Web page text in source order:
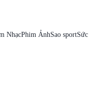
NhạcPhim ẢnhSao sportSức